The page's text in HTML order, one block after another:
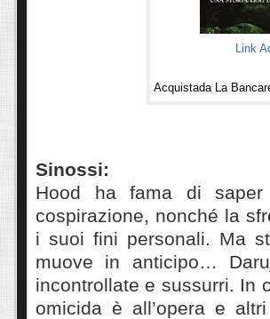
Link
Acquistada La
Sinossi:
Hood ha fama di saper
cospirazione, nonché la
i suoi fini personali. Ma
muove in anticipo…
incontrollate e sussurri. In
omicida è all’opera e